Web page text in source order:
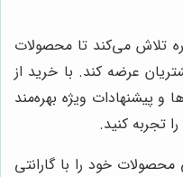
تلاش می‌کند تا محصولات
عرضه کند. با خرید از
و پیشنهادات ویژه بهره‌مند
تجربه کنید.
محصولات خود را با گارانتی